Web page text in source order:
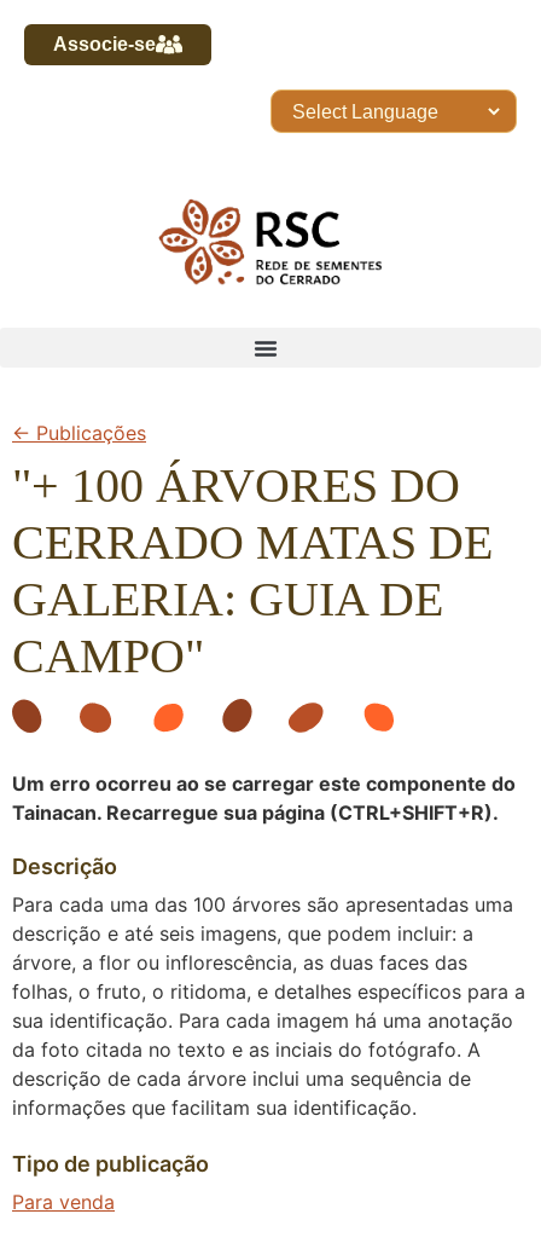
Associe-se
← Publicações
"+ 100 ÁRVORES DO
CERRADO MATAS DE
GALERIA: GUIA DE
CAMPO"
Descrição
Para cada uma das 100 árvores são apresentadas uma
descrição e até seis imagens, que podem incluir: a
árvore, a flor ou inflorescência, as duas faces das
folhas, o fruto, o ritidoma, e detalhes específicos para a
sua identificação. Para cada imagem há uma anotação
da foto citada no texto e as inciais do fotógrafo. A
descrição de cada árvore inclui uma sequência de
informações que facilitam sua identificação.
Tipo de publicação
Para venda
Um erro ocorreu ao se carregar este componente do
Tainacan. Recarregue sua página (CTRL+SHIFT+R).